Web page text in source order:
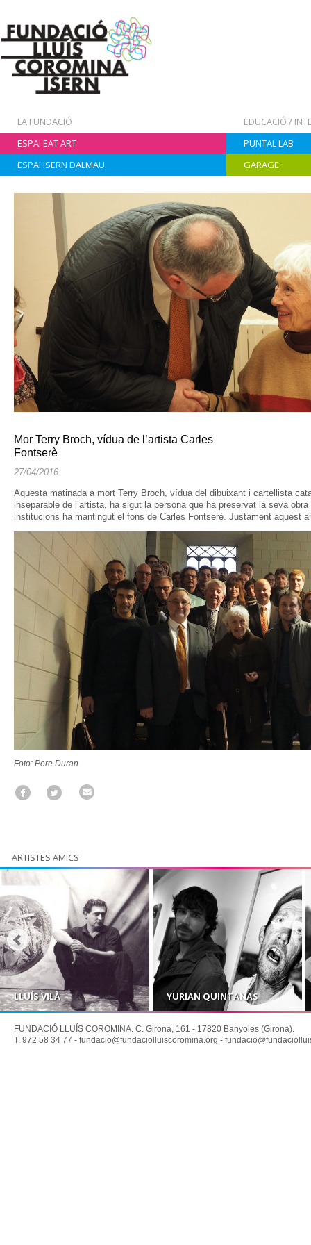
LA FUNDACIÓ
EDUCACIÓ /
ESPAI EAT ART
PUNTAL LAB
ESPAI ISERN DALMAU
GARAGE
Mor Terry Broch, vídua de l’artista Carles
Fontserè
27/04/2016
Aquesta matinada a mort Terry Broch, vídua del dibuixant i cartellista
inseparable de l’artista, ha sigut la persona que ha preservat la seva
institucions ha mantingut el fons de Carles Fontserè. Justament aquest
Foto: Pere Duran
ARTISTES AMICS
LLUÍS VILÀ YURIAN QUINTANAS
FUNDACIÓ LLUÍS COROMINA. C. Girona, 161 - 17820 Banyoles (Girona).
T. 972 58 34 77 - fundacio@fundaciolluiscoromina.org -